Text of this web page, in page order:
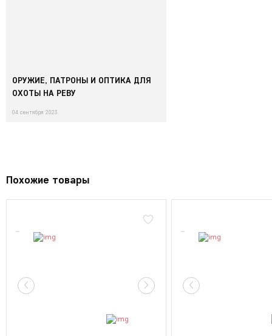
ОРУЖИЕ, ПАТРОНЫ И ОПТИКА ДЛЯ
ОХОТЫ НА РЕВУ
04 сентября 2023
Похожие товары